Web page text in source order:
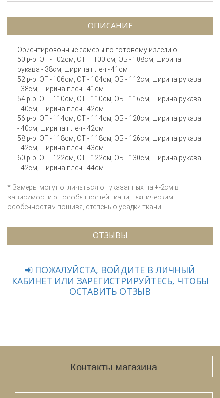
ОПИСАНИЕ
Ориентировочные замеры по готовому изделию:
50 р-р: ОГ - 102см, ОТ – 100 см, ОБ - 108см; ширина
рукава - 38см; ширина плеч - 41см
52 р-р: ОГ - 106см, ОТ - 104см, ОБ - 112см; ширина рукава
- 38см; ширина плеч - 41см
54 р-р: ОГ - 110см, ОТ - 110см, ОБ - 116см; ширина рукава
- 40см; ширина плеч - 42см
56 р-р: ОГ - 114см, ОТ - 114см, ОБ - 120см; ширина рукава
- 40см; ширина плеч - 42см
58 р-р: ОГ - 118см, ОТ - 118см, ОБ - 126см; ширина рукава
- 42см; ширина плеч - 43см
60 р-р: ОГ - 122см, ОТ - 122см, ОБ - 130см; ширина рукава
- 42см; ширина плеч - 44см
* Замеры могут отличаться от указанных на +-2см в
зависимости от особенностей ткани, техническим
особенностям пошива, степенью усадки ткани.
ОТЗЫВЫ
ПОЖАЛУЙСТА, ВОЙДИТЕ В ЛИЧНЫЙ
КАБИНЕТ ИЛИ ЗАРЕГИСТРИРУЙТЕСЬ, ЧТОБЫ
ОСТАВИТЬ ОТЗЫВ
Контакты магазина